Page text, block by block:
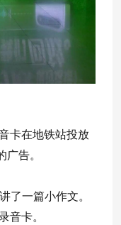
卡在地铁站投放
告。
了一篇小作文。
音卡。